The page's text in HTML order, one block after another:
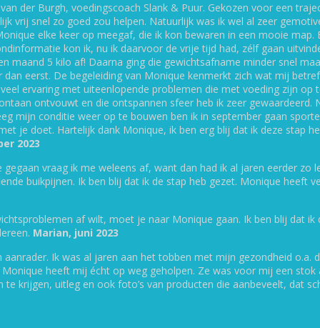
kunnen zowel live in mijn
FaceTime of Skype. Het maakt
jij je het prettigst voelt.
Paleo
der Burgh, voedingscoach Slank & Puur. Gekozen voor een
vrij snel zo goed zou helpen. Natuurlijk was ik wel al zeer
elke keer op meegaf, die ik kon bewaren in een mooie map.
kon ik, nu ik daarvoor de vrije tijd had, zélf gaan
maand 5 kilo af! Daarna ging die gewichtsafname minder snel
dan eerst. De begeleiding van Monique kenmerkt zich wat mij
ervaring met uiteenlopende problemen die met voeding zijn op
ontvouwt en die ontspannen sfeer heb ik zeer gewaardeerd.
mijn conditie weer op te bouwen ben ik in september gaan
je doet. Hartelijk dank Monique, ik ben erg blij dat ik deze stap
2023
vraag ik me weleens af, want dan had ik al jaren eerder zo
buikpijnen. Ik ben blij dat ik de stap heb gezet. Monique heeft
af wilt, moet je naar Monique gaan. Ik ben blij dat ik
Marian, juni 2023
Ik was al jaren aan het tobben met mijn gezondheid o.a.
heeft mij écht op weg geholpen. Ze was voor mij een
krijgen, uitleg en ook foto’s van producten die aanbeveelt, dat